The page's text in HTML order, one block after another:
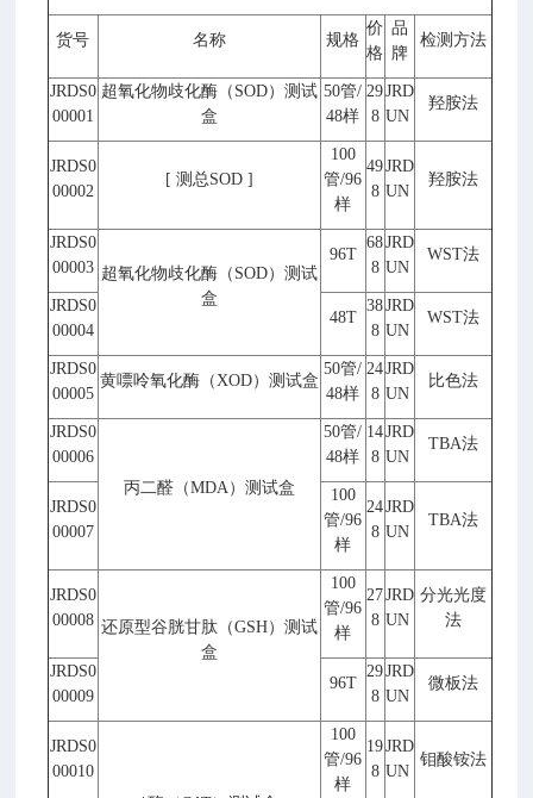
货号 名称 规格
价
格
品
牌
检测方法
JRDS0
00001
超氧化物歧化酶（ SOD）测试
盒
50管/
48样
29
8
JRD
UN
羟胺法
JRDS0
00002
[ 测总SOD ]
100
管/96
样
49
8
JRD
UN
羟胺法
JRDS0
00003 超氧化物歧化酶（ SOD）测试
盒
96T
68
8
JRD
UN
WST法
JRDS0
00004
48T
38
8
JRD
UN
WST法
JRDS0
00005
黄嘌呤氧化酶（XOD）测试盒
50管/
48样
24
8
JRD
UN
比色法
JRDS0
00006
丙二醛（MDA）测试盒
50管/
48样
14
8
JRD
UN
TBA法
JRDS0
00007
100
管/96
样
24
8
JRD
UN
TBA法
JRDS0
00008 还原型谷胱甘肽（GSH）测试
盒
100
管/96
样
27
8
JRD
UN
分光光度
法
JRDS0
00009
96T
29
8
JRD
UN
微板法
JRDS0
00010
100
管/96
样
19
8
JRD
UN
钼酸铵法